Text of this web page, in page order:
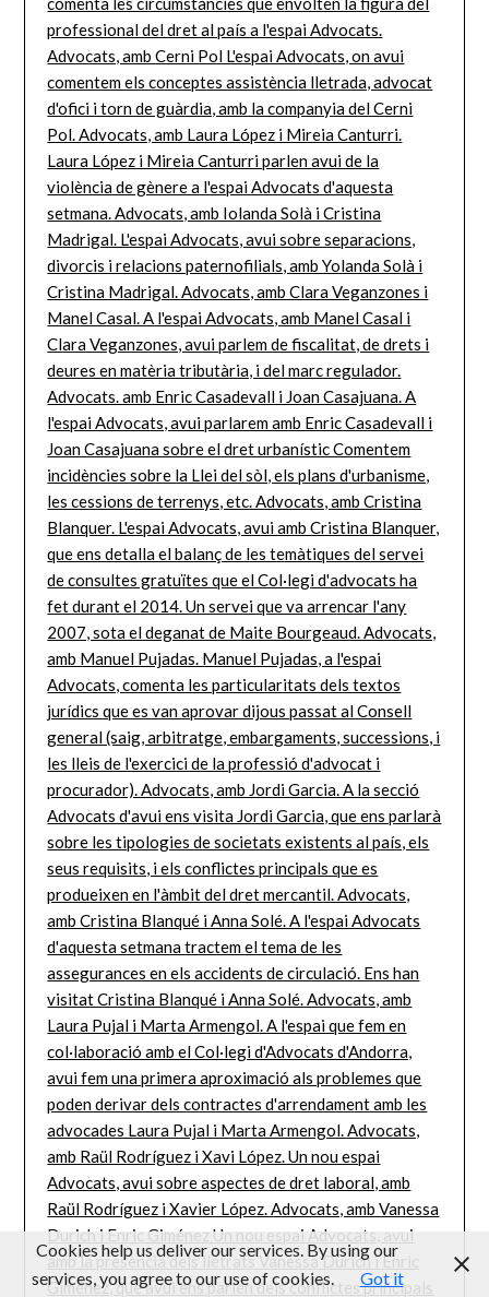
Cookies help us deliver our services. By using our
services, you agree to our use of cookies.
Got it